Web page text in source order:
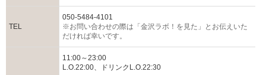
TEL
050-5484-4101
※お問い合わせの際は「金沢ラボ！を見た」とお伝えいた
だければ幸いです。
11:00～23:00
L.O.22:00、ドリンクL.O.22:30